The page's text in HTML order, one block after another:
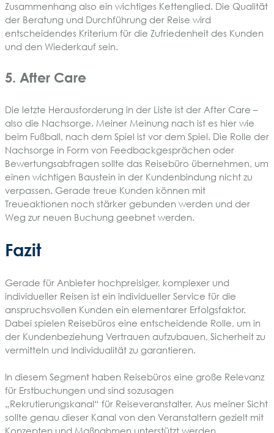
Zusammenhang also ein wichtiges Kettenglied. Die Qualität
der Beratung und Durchführung der Reise wird
entscheidendes Kriterium für die Zufriedenheit des Kunden
und den Wiederkauf sein.
5. After Care
Die letzte Herausforderung in der Liste ist der After Care –
also die Nachsorge. Meiner Meinung nach ist es hier wie
beim Fußball, nach dem Spiel ist vor dem Spiel. Die Rolle der
Nachsorge in Form von Feedbackgesprächen oder
Bewertungsabfragen sollte das Reisebüro übernehmen, um
einen wichtigen Baustein in der Kundenbindung nicht zu
verpassen. Gerade treue Kunden können mit
Treueaktionen noch stärker gebunden werden und der
Weg zur neuen Buchung geebnet werden.
Fazit
Gerade für Anbieter hochpreisiger, komplexer und
individueller Reisen ist ein individueller Service für die
anspruchsvollen Kunden ein elementarer Erfolgsfaktor.
Dabei spielen Reisebüros eine entscheidende Rolle, um in
der Kundenbeziehung Vertrauen aufzubauen, Sicherheit zu
vermitteln und Individualität zu garantieren.
In diesem Segment haben Reisebüros eine große Relevanz
für Erstbuchungen und sind sozusagen
„Rekrutierungskanal“ für Reiseveranstalter. Aus meiner Sicht
sollte genau dieser Kanal von den Veranstaltern gezielt mit
Konzepten und Maßnahmen unterstützt werden.